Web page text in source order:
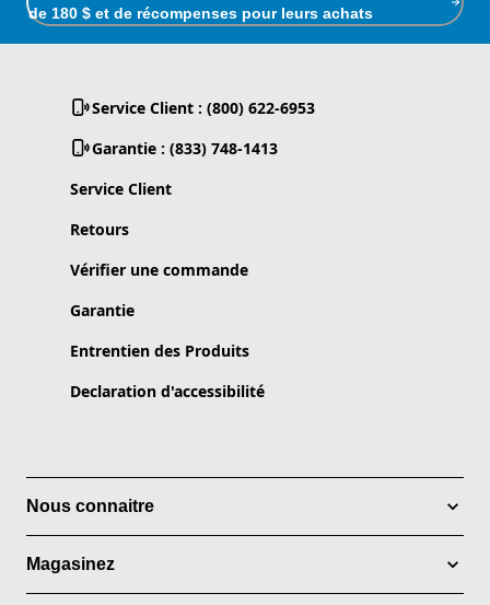
de 180 $ et de récompenses pour leurs achats
Service Client : (800) 622-6953
Garantie : (833) 748-1413
Service Client
Retours
Vérifier une commande
Garantie
Entrentien des Produits
Declaration d'accessibilité
Nous connaitre
Magasinez